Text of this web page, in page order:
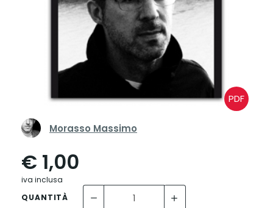
PDF
Morasso Massimo
€ 1,00
iva inclusa
QUANTITÀ